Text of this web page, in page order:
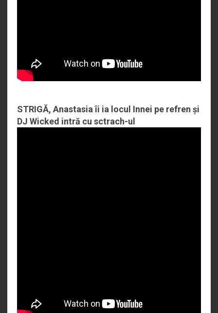
STRIGĂ, Anastasia îi ia locul Innei pe refren și
DJ Wicked intră cu sctrach-ul